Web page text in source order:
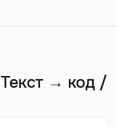
Текст → код /